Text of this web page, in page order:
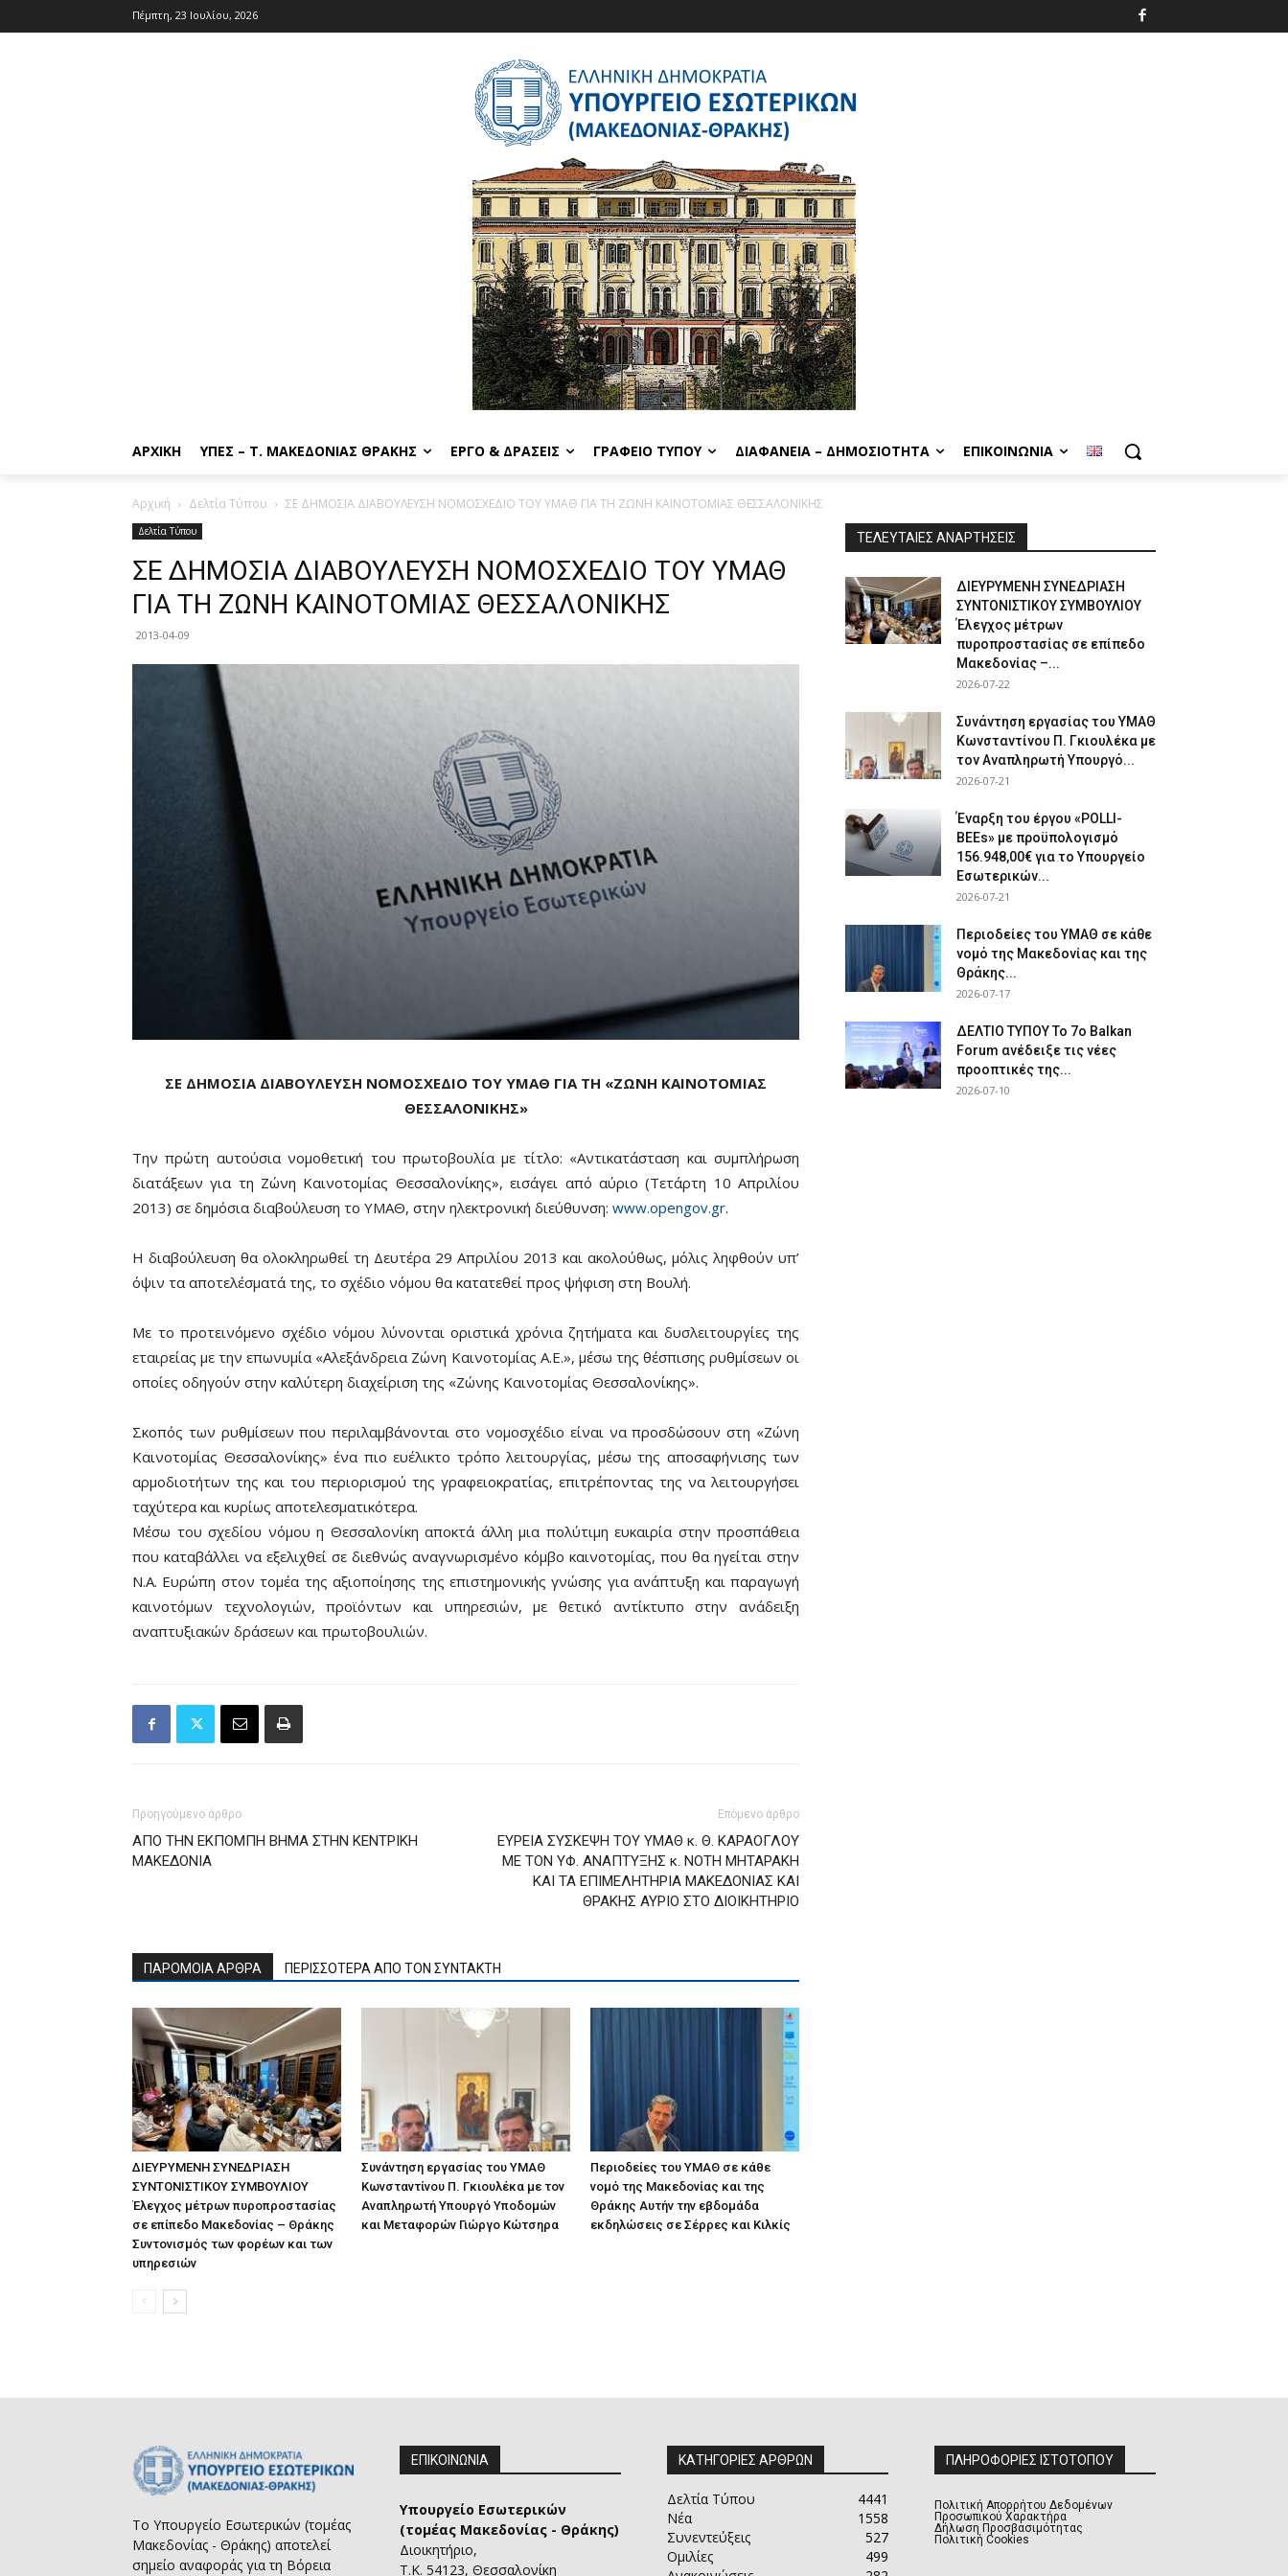
Πέμπτη, 23 Ιουλίου, 2026
ΑΡΧΙΚΉ ΥΠΕΣ – Τ. ΜΑΚΕΔΟΝΊΑΣ ΘΡΆΚΗΣ ΈΡΓΟ & ΔΡΆΣΕΙΣ ΓΡΑΦΕΊΟ ΤΎΠΟΥ ΔΙΑΦΆΝΕΙΑ – ΔΗΜΟΣΙΌΤΗΤΑ ΕΠΙΚΟΙΝΩΝΊΑ
Αρχική Δελτία Τύπου ΣΕ ΔΗΜΟΣΙΑ ΔΙΑΒΟΥΛΕΥΣΗ ΝΟΜΟΣΧΕΔΙΟ ΤΟΥ ΥΜΑΘ ΓΙΑ ΤΗ ΖΩΝΗ ΚΑΙΝΟΤΟΜΙΑΣ ΘΕΣΣΑΛΟΝΙΚΗΣ
Δελτία Τύπου
ΣΕ ΔΗΜΟΣΙΑ ΔΙΑΒΟΥΛΕΥΣΗ ΝΟΜΟΣΧΕΔΙΟ ΤΟΥ ΥΜΑΘ
ΓΙΑ ΤΗ ΖΩΝΗ ΚΑΙΝΟΤΟΜΙΑΣ ΘΕΣΣΑΛΟΝΙΚΗΣ
2013-04-09
ΣΕ ΔΗΜΟΣΙΑ ΔΙΑΒΟΥΛΕΥΣΗ ΝΟΜΟΣΧΕΔΙΟ ΤΟΥ ΥΜΑΘ ΓΙΑ ΤΗ «ΖΩΝΗ ΚΑΙΝΟΤΟΜΙΑΣ
ΘΕΣΣΑΛΟΝΙΚΗΣ»
Την πρώτη αυτούσια νομοθετική του πρωτοβουλία με τίτλο: «Αντικατάσταση και συμπλήρωση
διατάξεων για τη Ζώνη Καινοτομίας Θεσσαλονίκης», εισάγει από αύριο (Τετάρτη 10 Απριλίου
2013) σε δημόσια διαβούλευση το ΥΜΑΘ, στην ηλεκτρονική διεύθυνση: www.opengov.gr.
Η διαβούλευση θα ολοκληρωθεί τη Δευτέρα 29 Απριλίου 2013 και ακολούθως, μόλις ληφθούν υπ’
όψιν τα αποτελέσματά της, το σχέδιο νόμου θα κατατεθεί προς ψήφιση στη Βουλή.
Με το προτεινόμενο σχέδιο νόμου λύνονται οριστικά χρόνια ζητήματα και δυσλειτουργίες της
εταιρείας με την επωνυμία «Αλεξάνδρεια Ζώνη Καινοτομίας Α.Ε.», μέσω της θέσπισης ρυθμίσεων οι
οποίες οδηγούν στην καλύτερη διαχείριση της «Ζώνης Καινοτομίας Θεσσαλονίκης».
Σκοπός των ρυθμίσεων που περιλαμβάνονται στο νομοσχέδιο είναι να προσδώσουν στη «Ζώνη
Καινοτομίας Θεσσαλονίκης» ένα πιο ευέλικτο τρόπο λειτουργίας, μέσω της αποσαφήνισης των
αρμοδιοτήτων της και του περιορισμού της γραφειοκρατίας, επιτρέποντας της να λειτουργήσει
ταχύτερα και κυρίως αποτελεσματικότερα.
Μέσω του σχεδίου νόμου η Θεσσαλονίκη αποκτά άλλη μια πολύτιμη ευκαιρία στην προσπάθεια
που καταβάλλει να εξελιχθεί σε διεθνώς αναγνωρισμένο κόμβο καινοτομίας, που θα ηγείται στην
Ν.Α. Ευρώπη στον τομέα της αξιοποίησης της επιστημονικής γνώσης για ανάπτυξη και παραγωγή
καινοτόμων τεχνολογιών, προϊόντων και υπηρεσιών, με θετικό αντίκτυπο στην ανάδειξη
αναπτυξιακών δράσεων και πρωτοβουλιών.
Προηγούμενο άρθρο
ΑΠΟ ΤΗΝ ΕΚΠΟΜΠΗ ΒΗΜΑ ΣΤΗΝ ΚΕΝΤΡΙΚΗ
ΜΑΚΕΔΟΝΙΑ
Επόμενο άρθρο
ΕΥΡΕΙΑ ΣΥΣΚΕΨΗ ΤΟΥ ΥΜΑΘ κ. Θ. ΚΑΡΑΟΓΛΟΥ
ΜΕ ΤΟΝ ΥΦ. ΑΝΑΠΤΥΞΗΣ κ. ΝΟΤΗ ΜΗΤΑΡΑΚΗ
ΚΑΙ ΤΑ ΕΠΙΜΕΛΗΤΗΡΙΑ ΜΑΚΕΔΟΝΙΑΣ ΚΑΙ
ΘΡΑΚΗΣ ΑΥΡΙΟ ΣΤΟ ΔΙΟΙΚΗΤΗΡΙΟ
ΠΑΡΟΜΟΙΑ ΑΡΘΡΑ ΠΕΡΙΣΣΟΤΕΡΑ ΑΠΟ ΤΟΝ ΣΥΝΤΑΚΤΗ
ΔΙΕΥΡΥΜΕΝΗ ΣΥΝΕΔΡΙΑΣΗ
ΣΥΝΤΟΝΙΣΤΙΚΟΥ ΣΥΜΒΟΥΛΙΟΥ
Έλεγχος μέτρων πυροπροστασίας
σε επίπεδο Μακεδονίας – Θράκης
Συντονισμός των φορέων και των
υπηρεσιών
Συνάντηση εργασίας του ΥΜΑΘ
Κωνσταντίνου Π. Γκιουλέκα με τον
Αναπληρωτή Υπουργό Υποδομών
και Μεταφορών Γιώργο Κώτσηρα
Περιοδείες του ΥΜΑΘ σε κάθε
νομό της Μακεδονίας και της
Θράκης Αυτήν την εβδομάδα
εκδηλώσεις σε Σέρρες και Κιλκίς
ΤΕΛΕΥΤΑΙΕΣ ΑΝΑΡΤΗΣΕΙΣ
ΔΙΕΥΡΥΜΕΝΗ ΣΥΝΕΔΡΙΑΣΗ
ΣΥΝΤΟΝΙΣΤΙΚΟΥ ΣΥΜΒΟΥΛΙΟΥ
Έλεγχος μέτρων
πυροπροστασίας σε επίπεδο
Μακεδονίας –...
2026-07-22
Συνάντηση εργασίας του ΥΜΑΘ
Κωνσταντίνου Π. Γκιουλέκα με
τον Αναπληρωτή Υπουργό...
2026-07-21
Έναρξη του έργου «POLLI-
BEEs» με προϋπολογισμό
156.948,00€ για το Υπουργείο
Εσωτερικών...
2026-07-21
Περιοδείες του ΥΜΑΘ σε κάθε
νομό της Μακεδονίας και της
Θράκης...
2026-07-17
ΔΕΛΤΙΟ ΤΥΠΟΥ Το 7ο Balkan
Forum ανέδειξε τις νέες
προοπτικές της...
2026-07-10
Το Υπουργείο Εσωτερικών (τομέας
Μακεδονίας - Θράκης) αποτελεί
σημείο αναφοράς για τη Βόρεια
ΕΠΙΚΟΙΝΩΝΙΑ
Υπουργείο Εσωτερικών
(τομέας Μακεδονίας - Θράκης)
Διοικητήριο,
Τ.Κ. 54123, Θεσσαλονίκη
ΚΑΤΗΓΟΡΙΕΣ ΑΡΘΡΩΝ
Δελτία Τύπου
4441
Νέα
1558
Συνεντεύξεις
527
Ομιλίες
499
ΠΛΗΡΟΦΟΡΙΕΣ ΙΣΤΟΤΟΠΟΥ
Πολιτική Απορρήτου Δεδομένων
Προσωπικού Χαρακτήρα
Δήλωση Προσβασιμότητας
Πολιτική Cookies